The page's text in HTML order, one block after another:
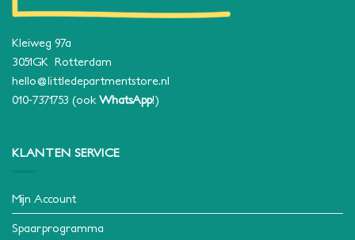
Kleiweg 97a
3051GK Rotterdam
hello@littledepartmentstore.nl
010-7371753 (ook WhatsApp!)
KLANTEN SERVICE
Mijn Account
Spaarprogramma